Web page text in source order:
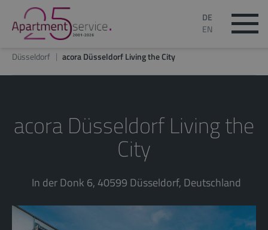
DE
EN
Düsseldorf acora Düsseldorf Living the City
acora Düsseldorf Living the
City
In der Donk 6, 40599 Düsseldorf, Deutschland